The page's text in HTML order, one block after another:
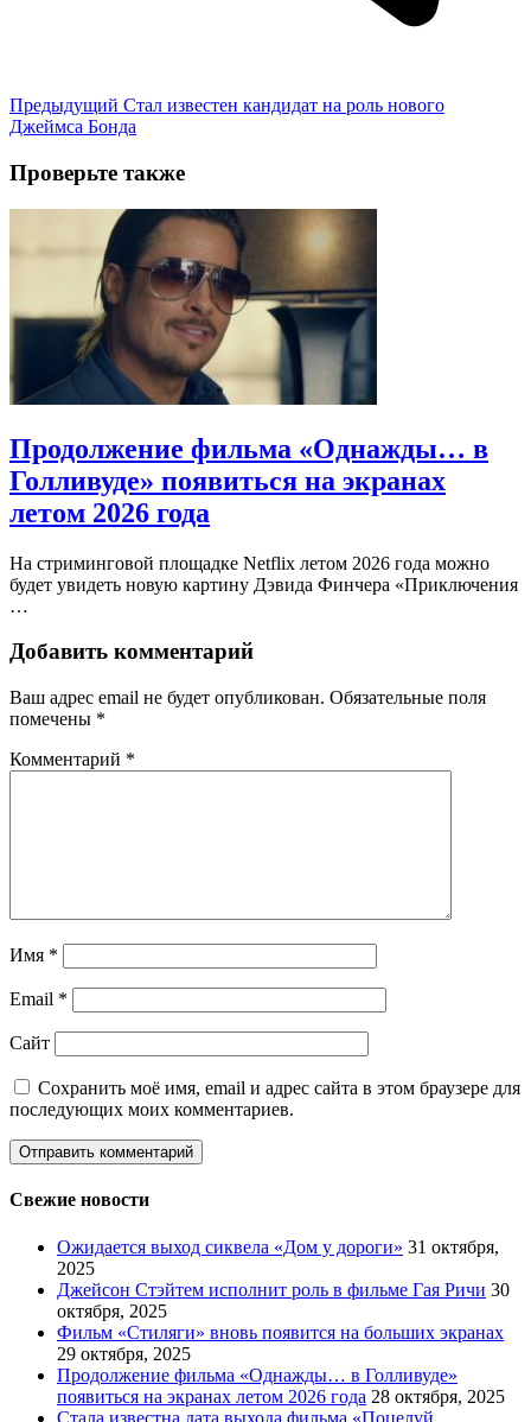
Предыдущий Стал известен кандидат на роль нового
Джеймса Бонда
Проверьте также
Продолжение фильма «Однажды… в
Голливуде» появиться на экранах
летом 2026 года
На стриминговой площадке Netflix летом 2026 года можно
будет увидеть новую картину Дэвида Финчера «Приключения
…
Добавить комментарий
Ваш адрес email не будет опубликован. Обязательные поля
помечены *
Комментарий *
Имя *
Email *
Сайт
Сохранить моё имя, email и адрес сайта в этом браузере для
последующих моих комментариев.
Свежие новости
Ожидается выход сиквела «Дом у дороги» 31 октября,
2025
Джейсон Стэйтем исполнит роль в фильме Гая Ричи 30
октября, 2025
Фильм «Стиляги» вновь появится на больших экранах
29 октября, 2025
Продолжение фильма «Однажды… в Голливуде»
появиться на экранах летом 2026 года 28 октября, 2025
Стала известна дата выхода фильма «Поцелуй